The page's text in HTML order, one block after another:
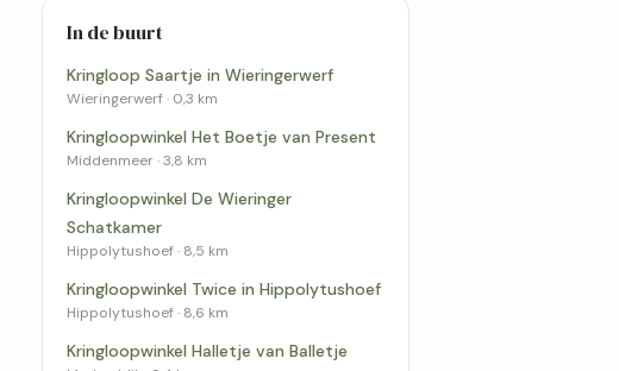
In de buurt
Kringloop Saartje in Wieringerwerf
Wieringerwerf · 0,3 km
Kringloopwinkel Het Boetje van Present
Middenmeer · 3,8 km
Kringloopwinkel De Wieringer
Schatkamer
Hippolytushoef · 8,5 km
Kringloopwinkel Twice in Hippolytushoef
Hippolytushoef · 8,6 km
Kringloopwinkel Halletje van Balletje